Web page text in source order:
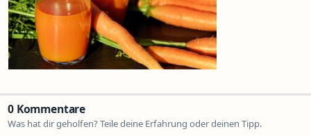
0 Kommentare
Was hat dir geholfen? Teile deine Erfahrung oder deinen Tipp.